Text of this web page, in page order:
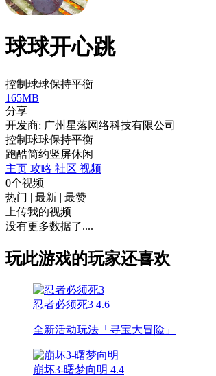
球球开心跳
控制球球保持平衡
165MB
分享
开发商: 广州星落网络科技有限公司
控制球球保持平衡
跑酷简约竖屏休闲
主页 攻略 社区 视频
0个视频
热门 | 最新 | 最赞
上传我的视频
没有更多数据了....
玩此游戏的玩家还喜欢
忍者必须死3 4.6
全新活动玩法「寻宝大冒险」
崩坏3-曙梦向明 4.4